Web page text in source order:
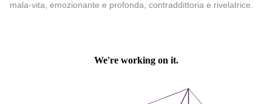
mala-vita, emozionante e profonda, contraddittoria e rivelatrice.